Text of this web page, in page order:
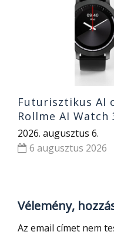
Futurisztikus AI
Rollme AI Watch
2026. augusztus 6.
6 augusztus 2026
Vélemény,
Az email címet nem